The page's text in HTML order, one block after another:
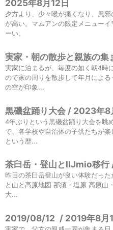
2025年8月12日
夕方より、少々喉が痛くなり、風
が高い。マムアンの限定メニュー
ーい。
実家・朝の散歩と親族の
実家に泊まるが、毎度の如く朝4時
ので家の周りを散歩して年月によ
の空が印象...
黒磯盆踊り大会 / 2023年8
4年ぶりという黒磯盆踊り大会を眺
で、各学校や自治体の子供たちが
という歴...
茶臼岳・登山とIIJmio移
昨日の茶臼岳登山が良い体験だっ
と山と高原地図 那須・塩原 高原山
大...
2019/08/12 / 2019年8月